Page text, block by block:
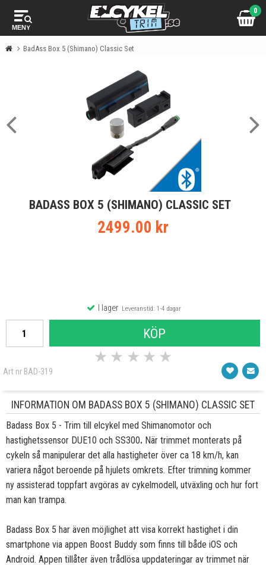
MENY
0
BadAss Box 5 (Shimano) Classic Set
BADASS BOX 5 (SHIMANO) CLASSIC SET
2499.00 kr
I lagerLeveranstid: 1-4 dagar
KÖP
★ ★ ★ ★ ★
Art nr BAD-319
INFORMATION OM BADASS BOX 5 (SHIMANO) CLASSIC SET
Badass Box 5 - Trim till elcykel med Shimanomotor och
hastighetssensor DUE10 och SS300. När trimmet monterats på
cykeln så manipulerar det alla hastigheter över ca 18 km/h, kan
variera något beroende på hjulets omkrets. Efter trimning kommer
ny assisterad toppfart avgöras av cykelmodell, utväxling och hur fort
man kan trampa.
Badass Box 5 har även möjlighet att visa korrekt hastighet i din
smartphone via appen Boost Buddy som finns till både iOS och
Android. Appen tillåter även trådlösa uppdateringar av trimmet när